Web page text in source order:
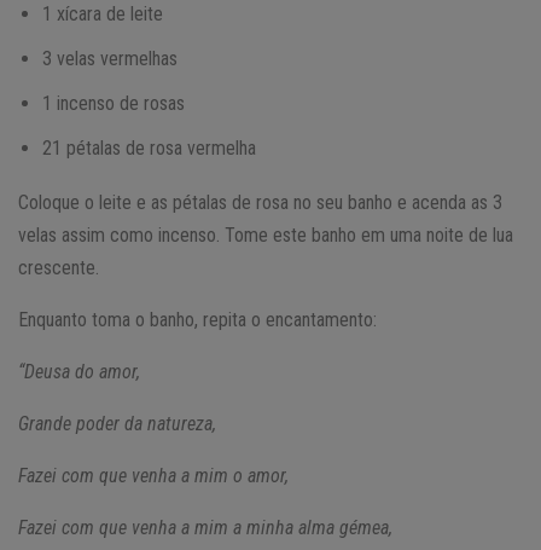
1 xícara de leite
3 velas vermelhas
1 incenso de rosas
21 pétalas de rosa vermelha
Coloque o leite e as pétalas de rosa no seu banho e acenda as 3
velas assim como incenso. Tome este banho em uma noite de lua
crescente.
Enquanto toma o banho, repita o encantamento:
“Deusa do amor,
Grande poder da natureza,
Fazei com que venha a mim o amor,
Fazei com que venha a mim a minha alma gémea,